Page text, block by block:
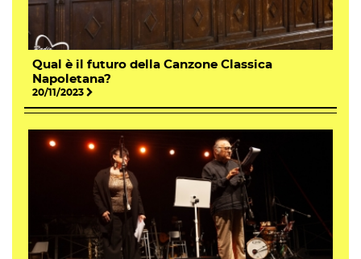
Qual è il futuro della Canzone Classica
Napoletana?
20/11/2023